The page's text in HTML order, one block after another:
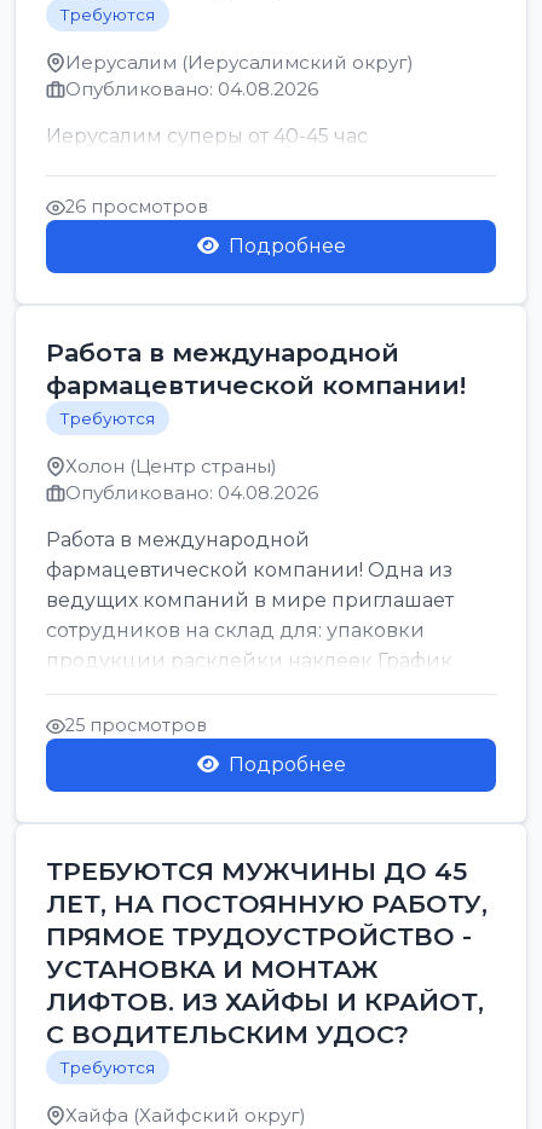
Требуются
Иерусалим (Иерусалимский округ)
Опубликовано: 04.08.2026
Иерусалим суперы от 40-45 час
26 просмотров
Подробнее
Работа в международной
фармацевтической компании!
Требуются
Холон (Центр страны)
Опубликовано: 04.08.2026
Работа в международной
фармацевтической компании! Одна из
ведущих компаний в мире приглашает
сотрудников на склад для: упаковки
продукции расклейки наклеек График
работы: с 7:00 до 16:00 Оплата: 38 в ...
25 просмотров
Подробнее
ТРЕБУЮТСЯ МУЖЧИНЫ ДО 45
ЛЕТ, НА ПОСТОЯННУЮ РАБОТУ,
ПРЯМОЕ ТРУДОУСТРОЙСТВО -
УСТАНОВКА И МОНТАЖ
ЛИФТОВ. ИЗ ХАЙФЫ И КРАЙОТ,
С ВОДИТЕЛЬСКИМ УДОС?
Требуются
Хайфа (Хайфский округ)